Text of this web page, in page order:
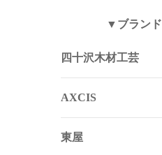
▼ブランド
四十沢木材工芸
AXCIS
東屋